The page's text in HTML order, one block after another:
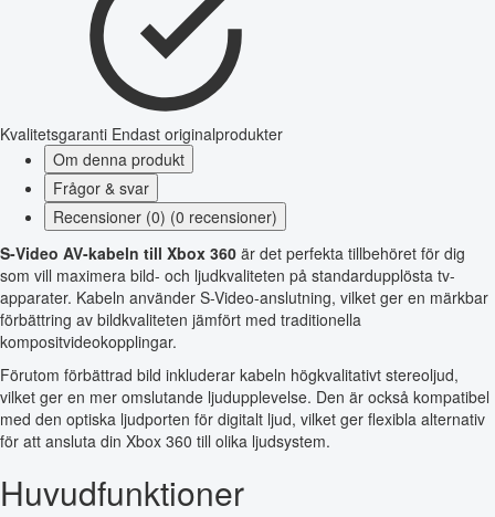
Kvalitetsgaranti Endast originalprodukter
Om denna produkt
Frågor & svar
Recensioner (0) (0 recensioner)
S-Video AV-kabeln till Xbox 360 är det perfekta tillbehöret för dig
som vill maximera bild- och ljudkvaliteten på standardupplösta tv-
apparater. Kabeln använder S-Video-anslutning, vilket ger en märkbar
förbättring av bildkvaliteten jämfört med traditionella
kompositvideokopplingar.
Förutom förbättrad bild inkluderar kabeln högkvalitativt stereoljud,
vilket ger en mer omslutande ljudupplevelse. Den är också kompatibel
med den optiska ljudporten för digitalt ljud, vilket ger flexibla alternativ
för att ansluta din Xbox 360 till olika ljudsystem.
Huvudfunktioner